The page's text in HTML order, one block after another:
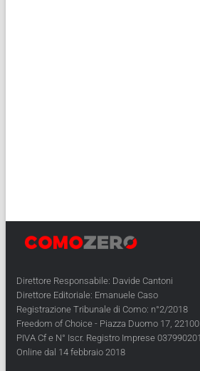
Direttore Responsabile: Davide Cantoni
Direttore Editoriale: Emanuele Caso
Registrazione Tribunale di Como: n°2/2018
Freedom of Choice - Piazza Duomo 17,
PIVA Cf e N° Iscr. Registro Imprese
Online dal 14 febbraio 2018